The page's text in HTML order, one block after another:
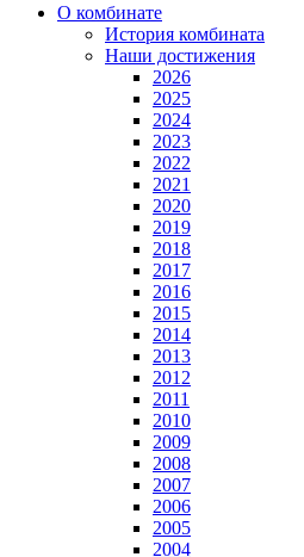
О комбинате
История комбината
Наши достижения
2026
2025
2024
2023
2022
2021
2020
2019
2018
2017
2016
2015
2014
2013
2012
2011
2010
2009
2008
2007
2006
2005
2004